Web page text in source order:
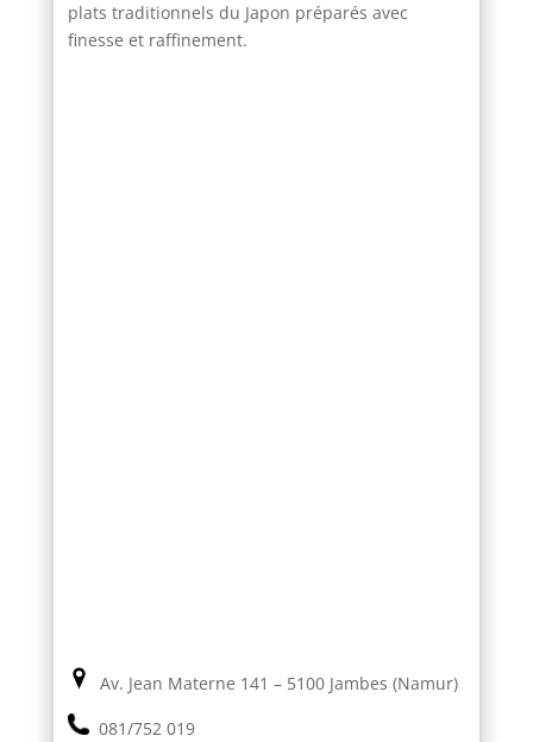
plats traditionnels du Japon préparés avec
finesse et raffinement.
Av. Jean Materne 141 – 5100 Jambes (Namur)
081/752 019